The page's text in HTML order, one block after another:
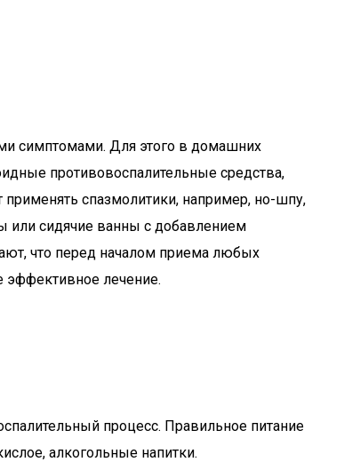
симптомами. Для этого в домашних
противовоспалительные средства,
спазмолитики, например, но-шпу,
или сидячие ванны с добавлением
что перед началом приема любых
эффективное лечение.
процесс. Правильное питание
алкогольные напитки.